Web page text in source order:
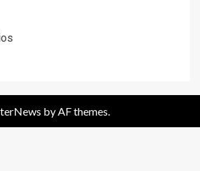
by AF themes.